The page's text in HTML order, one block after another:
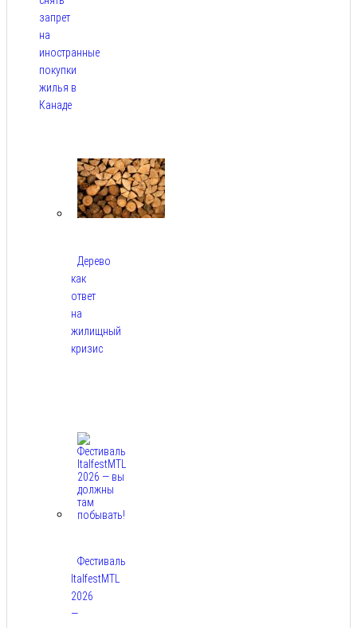
запрет
на
иностранные
покупки
жилья в
Канаде
Дерево
как
ответ
на
жилищный
кризис
Фестиваль
ItalfestMTL
2026
—